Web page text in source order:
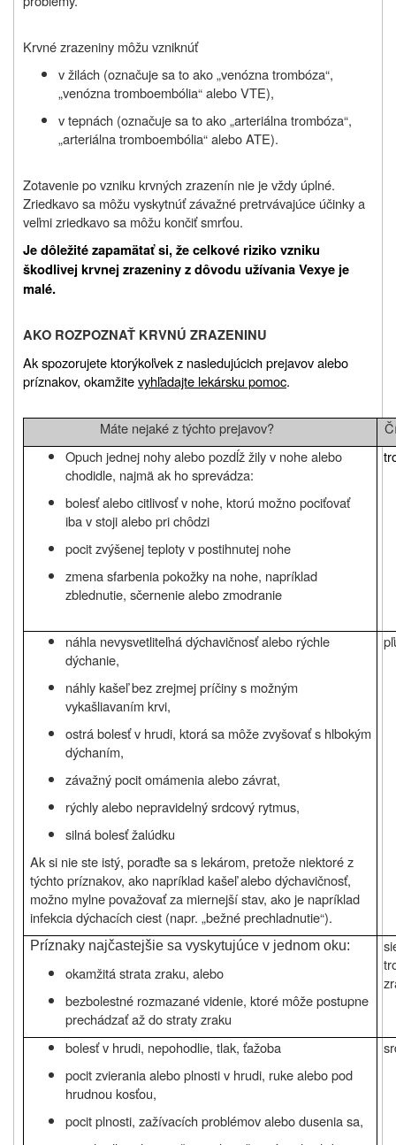
Krvné zrazeniny môžu vzniknúť
v žilách (označuje sa to ako „venózna trombóza“,
„venózna tromboembólia“ alebo VTE),
v tepnách (označuje sa to ako „arteriálna trombóza“,
„arteriálna tromboembólia“ alebo ATE).
Zotavenie po vzniku krvných zrazenín nie je vždy úplné.
Zriedkavo sa môžu vyskytnúť závažné pretrvávajúce účinky a
veľmi zriedkavo sa môžu končiť smrťou.
Je dôležité zapamätať si, že celkové riziko vzniku
škodlivej krvnej zrazeniny z dôvodu užívania Vexye je
malé.
AKO ROZPOZNAŤ KRVNÚ ZRAZENINU
Ak spozorujete ktorýkoľvek z nasledujúcich prejavov alebo
príznakov, okamžitevyhľadajte lekársku pomoc.
Máte nejaké z týchto prejavov?
Opuch jednej nohy alebo pozdĺž žily v nohe alebo
chodidle, najmä ak ho sprevádza:
bolesť alebo citlivosť v nohe, ktorú možno pociťovať
iba v stoji alebo pri chôdzi
pocit zvýšenej teploty v postihnutej nohe
zmena sfarbenia pokožky na nohe, napríklad
zblednutie, sčernenie alebo zmodranie
náhla nevysvetliteľná dýchavičnosť alebo rýchle
dýchanie,
náhly kašeľ bez zrejmej príčiny s možným
vykašliavaním krvi,
ostrá bolesť v hrudi, ktorá sa môže zvyšovať s hlbokým
dýchaním,
závažný pocit omámenia alebo závrat,
rýchly alebo nepravidelný srdcový rytmus,
silná bolesť žalúdku
Ak si nie ste istý, poraďte sa s lekárom, pretože niektoré z
týchto príznakov, ako napríklad kašeľ alebo dýchavičnosť,
možno mylne považovať za miernejší stav, ako je napríklad
infekcia dýchacích ciest (napr. „bežné prechladnutie“).
Príznaky najčastejšie sa vyskytujúce v jednom oku:
okamžitá strata zraku, alebo
bezbolestné rozmazané videnie, ktoré môže postupne
prechádzať až do straty zraku
bolesť v hrudi, nepohodlie, tlak, ťažoba
pocit zvierania alebo plnosti v hrudi, ruke alebo pod
hrudnou kosťou,
pocit plnosti, zažívacích problémov alebo dusenia sa,